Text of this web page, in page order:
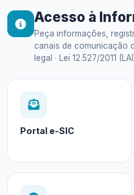
Acesso à
Peça informações,
canais de comunicação
legal · Lei 12.527/2011
Portal e-SIC